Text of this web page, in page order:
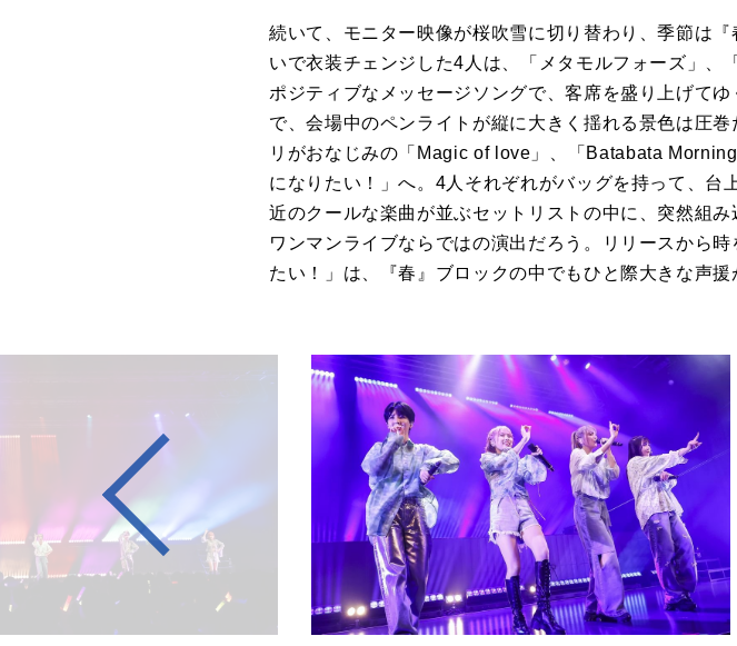
続いて、モニター映像が桜吹雪に切り替わり、季節は
いで衣装チェンジした4 人は、「メタモルフォーズ」、
ポジティブなメッセージソングで、客席を盛り上げて
で、会場中のペンライトが縦に大きく揺れる景色は圧
リがおなじみの「 Magic of love」 、「 Batabata Morning
になりたい！」へ。 4人それぞれがバッグを持って、台
近のクールな楽曲が並ぶセットリストの中に、突然組
ワンマンライブならではの演出だろう。リリースから
たい！」は、『春』ブロックの中でもひと際大きな声援